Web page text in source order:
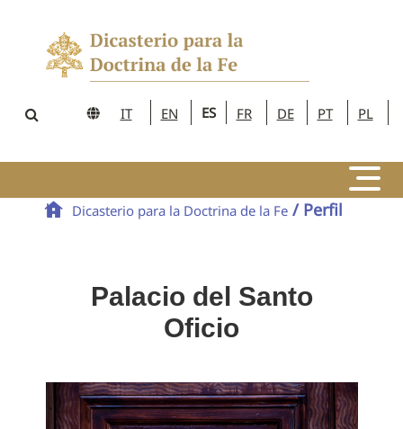
IT EN ES FR DE PT PL
Dicasterio para la Doctrina de la Fe / Perfil
Palacio del Santo
Oficio